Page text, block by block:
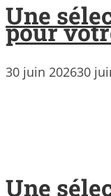
Une
pour
30 juin 202630
Une